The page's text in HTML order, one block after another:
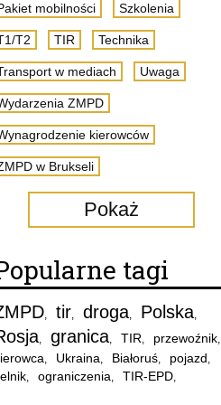
mobilności Szkolenia
T2 TIR Technika
w mediach Uwaga
ZMPD
kierowców
w Brukseli
Pokaż
tagi
, tir, droga, Polska,
, granica, TIR, przewoźnik,
, Ukraina, Białoruś, pojazd,
, ograniczenia, TIR-EPD,